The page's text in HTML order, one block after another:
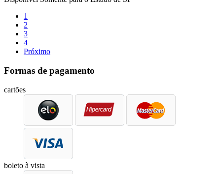
1
2
3
4
Próximo
Formas de pagamento
cartões
boleto à vista